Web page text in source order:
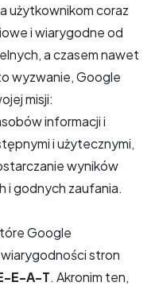
użytkownikom coraz
i wiarygodne od
a czasem nawet
wyzwanie, Google
misji:
informacji i
i użytecznymi,
wyników
i godnych zaufania.
Google
stron
E-A-T. Akronim ten,